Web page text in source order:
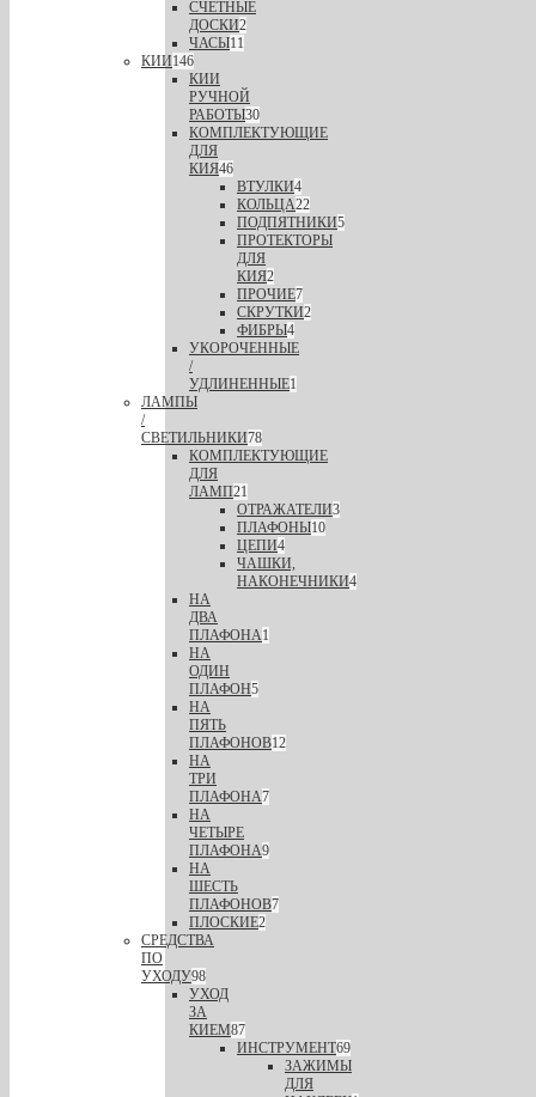
СЧЕТНЫЕ
ДОСКИ2
ЧАСЫ11
КИИ146
КИИ
РУЧНОЙ
РАБОТЫ30
КОМПЛЕКТУЮЩИЕ
ДЛЯ
КИЯ46
ВТУЛКИ4
КОЛЬЦА22
ПОДПЯТНИКИ5
ПРОТЕКТОРЫ
ДЛЯ
КИЯ2
ПРОЧИЕ7
СКРУТКИ2
ФИБРЫ4
УКОРОЧЕННЫЕ
/
УДЛИНЕННЫЕ1
ЛАМПЫ
/
СВЕТИЛЬНИКИ78
КОМПЛЕКТУЮЩИЕ
ДЛЯ
ЛАМП21
ОТРАЖАТЕЛИ3
ПЛАФОНЫ10
ЦЕПИ4
ЧАШКИ,
НАКОНЕЧНИКИ4
НА
ДВА
ПЛАФОНА1
НА
ОДИН
ПЛАФОН5
НА
ПЯТЬ
ПЛАФОНОВ12
НА
ТРИ
ПЛАФОНА7
НА
ЧЕТЫРЕ
ПЛАФОНА9
НА
ШЕСТЬ
ПЛАФОНОВ7
ПЛОСКИЕ2
СРЕДСТВА
ПО
УХОДУ98
УХОД
ЗА
КИЕМ87
ИНСТРУМЕНТ69
ЗАЖИМЫ
ДЛЯ